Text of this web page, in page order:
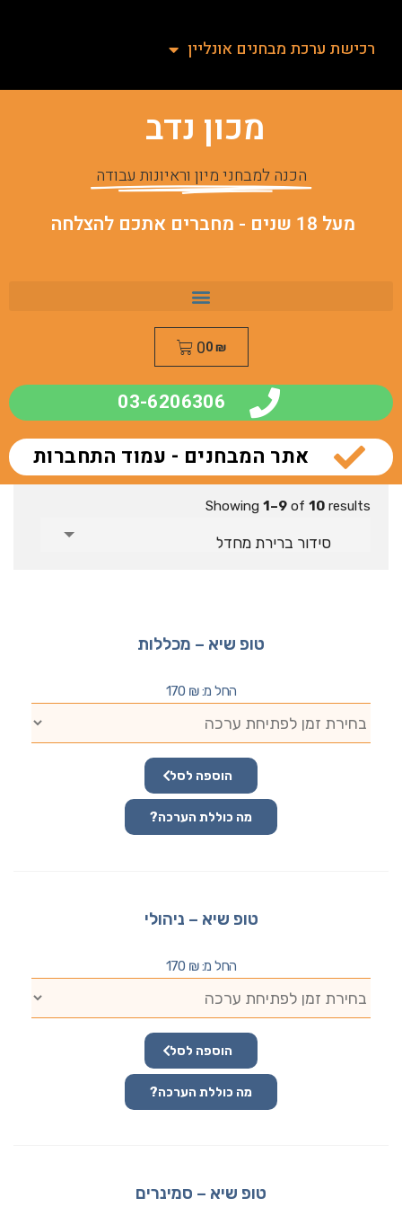
רכישת ערכת מבחנים אונליין
מכון נדב
הכנה למבחני מיון וראיונות עבודה
מעל 18 שנים - מחברים אתכם להצלחה
0₪
0
03-6206306
אתר המבחנים - עמוד התחברות
Showing 1–9 of 10 results
סידור ברירת מחדל
טופ שיא – מכללות
החל מ: 170 ₪
הוספה לסל
מה כוללת הערכה?
טופ שיא – ניהולי
החל מ: 170 ₪
הוספה לסל
מה כוללת הערכה?
טופ שיא – סמינרים